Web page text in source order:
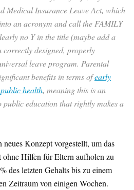
Medical Insurance Leave Act, which
an acronym and call the FAMILY
no Y in the title (maybe add a
correctly designed, properly
leave program. Parental
benefits in terms ofearly
health, meaning this is an
public education that rightly makes a
Konzept vorgestellt, um das
ohne Hilfen für Eltern aufholen zu
des letzten Gehalts bis zu einem
Zeitraum von einigen Wochen.